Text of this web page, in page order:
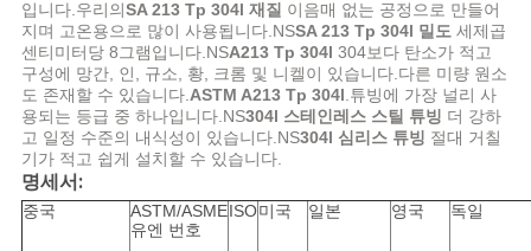
요
구
하
세
요
입니다.우리의SA 213 Tp 304l 재질 이음매 없는 공정으로 만들어
지며 고온용으로 많이 사용됩니다.NSSA 213 Tp 304l 밀도 세제곱
센티미터당 8그램입니다.NSA213 Tp 304l 304보다 탄소가 적고
구성에 망간, 인, 규소, 황, 크롬 및 니켈이 있습니다.다른 미량 원소
도 존재할 수 있습니다.ASTM A213 Tp 304l.튜빙에 가장 널리 사
용되는 등급 중 하나입니다.NS304l 스테인레스 스틸 튜빙 더 강하
고 일정 수준의 내식성이 있습니다.NS304l 심리스 튜빙 절대 거칠
기가 적고 쉽게 설치할 수 있습니다.
명세서:
중국
ASTM/ASME
유엔 번호
ISO미국 일본 영국 독일